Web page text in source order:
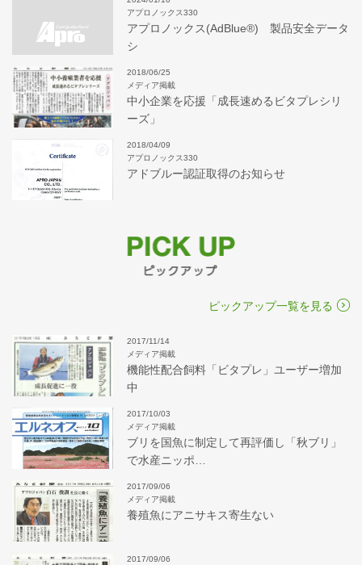
アプロノックス330
アプロノックス(AdBlue®) 製品安全データ
シ
2018/06/25
メディア掲載
中小企業を応援「成長速めるビタプレシリ
ーズ」
2018/04/09
アプロノックス330
アドブルー認証取得のお知らせ
ピックアップ一覧を見る
2017/11/14
メディア掲載
機能性配合飼料「ビタプレ」ユーザー増加
中
2017/10/03
メディア掲載
ブリを国魚に制定して再評価し「秋ブリ」
で水産ニッポ…
2017/09/06
メディア掲載
養殖魚にアニサキス寄生ない
2017/09/06